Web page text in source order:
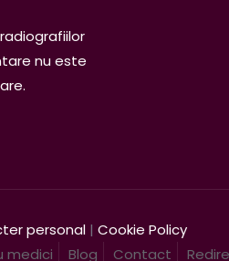
nu este
personal| Cookie Policy
medici Blog Contact